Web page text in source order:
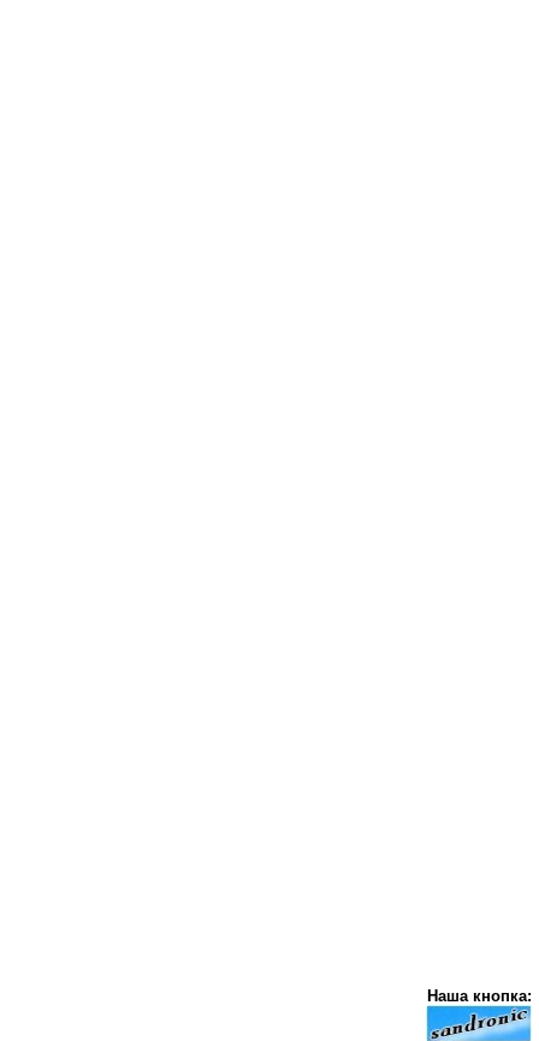
Наша кнопка: